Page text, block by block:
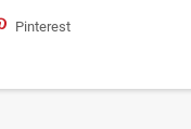
Pinterest